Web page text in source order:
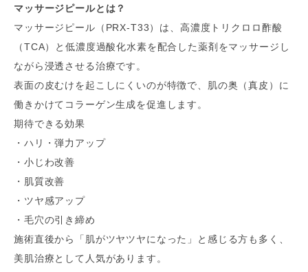
マッサージピールとは？
マッサージピール（PRX-T33）は、高濃度トリクロロ酢酸
（TCA）と低濃度過酸化水素を配合した薬剤をマッサージし
ながら浸透させる治療です。
表面の皮むけを起こしにくいのが特徴で、肌の奥（真皮）に
働きかけてコラーゲン生成を促進します。
期待できる効果
・ハリ・弾力アップ
・小じわ改善
・肌質改善
・ツヤ感アップ
・毛穴の引き締め
施術直後から「肌がツヤツヤになった」と感じる方も多く、
美肌治療として人気があります。